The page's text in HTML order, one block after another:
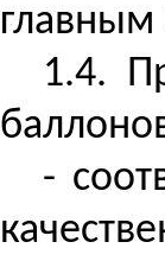
1.4.
-